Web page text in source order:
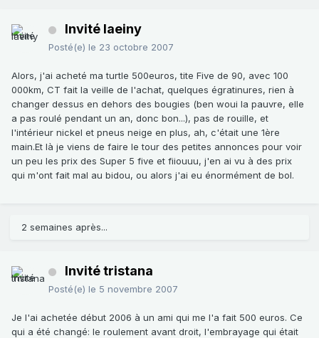
Invité laeiny
Posté(e) le 23 octobre 2007
Alors, j'ai acheté ma turtle 500euros, tite Five de 90, avec 100
000km, CT fait la veille de l'achat, quelques égratinures, rien à
changer dessus en dehors des bougies (ben woui la pauvre, elle
a pas roulé pendant un an, donc bon...), pas de rouille, et
l'intérieur nickel et pneus neige en plus, ah, c'était une 1ère
main.Et là je viens de faire le tour des petites annonces pour voir
un peu les prix des Super 5 five et fiiouuu, j'en ai vu à des prix
qui m'ont fait mal au bidou, ou alors j'ai eu énormément de bol.
2 semaines après...
Invité tristana
Posté(e) le 5 novembre 2007
Je l'ai achetée début 2006 à un ami qui me l'a fait 500 euros. Ce
qui a été changé: le roulement avant droit, l'embrayage qui était